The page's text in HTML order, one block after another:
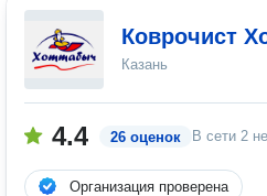
Коврочист
Казань
4.4 26 оценок В сети 2
Организация проверена